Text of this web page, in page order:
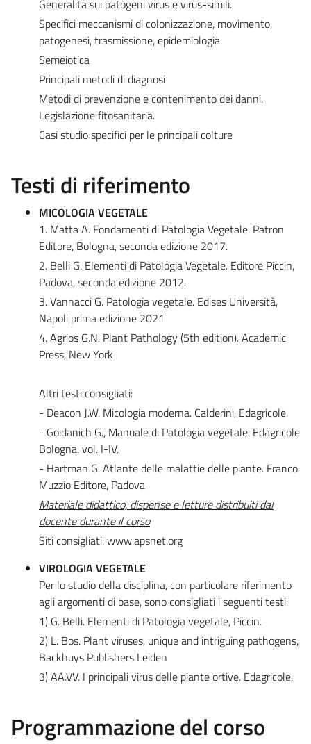
Generalità sui patogeni virus e virus-simili.
Specifici meccanismi di colonizzazione, movimento,
patogenesi, trasmissione, epidemiologia.
Semeiotica
Principali metodi di diagnosi
Metodi di prevenzione e contenimento dei danni.
Legislazione fitosanitaria.
Casi studio specifici per le principali colture
Testi di riferimento
MICOLOGIA VEGETALE
1. Matta A. Fondamenti di Patologia Vegetale. Patron
Editore, Bologna, seconda edizione 2017.
2. Belli G. Elementi di Patologia Vegetale. Editore Piccin,
Padova, seconda edizione 2012.
3. Vannacci G. Patologia vegetale. Edises Università,
Napoli prima edizione 2021
4. Agrios G.N. Plant Pathology (5th edition). Academic
Press, New York
Altri testi consigliati:
- Deacon J.W. Micologia moderna. Calderini, Edagricole.
- Goidanich G., Manuale di Patologia vegetale. Edagricole
Bologna. vol. I-IV.
- Hartman G. Atlante delle malattie delle piante. Franco
Muzzio Editore, Padova
Materiale didattico, dispense e letture distribuiti dal
docente durante il corso
Siti consigliati: www.apsnet.org
VIROLOGIA VEGETALE
Per lo studio della disciplina, con particolare riferimento
agli argomenti di base, sono consigliati i seguenti testi:
1) G. Belli. Elementi di Patologia vegetale, Piccin.
2) L. Bos. Plant viruses, unique and intriguing pathogens,
Backhuys Publishers Leiden
3) AA.VV. I principali virus delle piante ortive. Edagricole.
Programmazione del corso